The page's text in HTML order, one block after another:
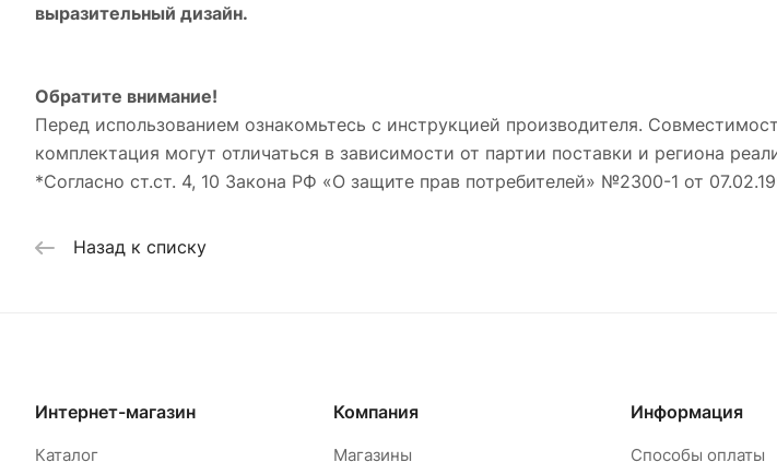
выразительный дизайн.
Обратите внимание!
Перед использованием ознакомьтесь с инструкцией производителя.
комплектация могут отличаться в зависимости от партии поставки и региона
*Согласно ст.ст. 4, 10 Закона РФ «О защите прав потребителей» №2300-1 от
Назад к списку
Интернет-магазин
Каталог
Компания
Магазины
Информация
Способы оплаты